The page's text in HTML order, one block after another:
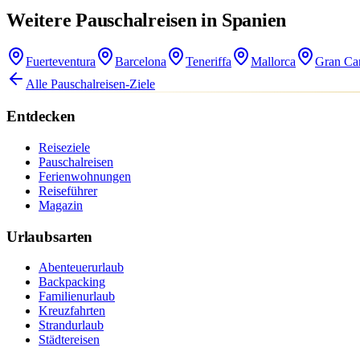
Weitere Pauschalreisen in Spanien
Fuerteventura Barcelona Teneriffa Mallorca Gran
Alle Pauschalreisen-Ziele
Entdecken
Reiseziele
Pauschalreisen
Ferienwohnungen
Reiseführer
Magazin
Urlaubsarten
Abenteuerurlaub
Backpacking
Familienurlaub
Kreuzfahrten
Strandurlaub
Städtereisen